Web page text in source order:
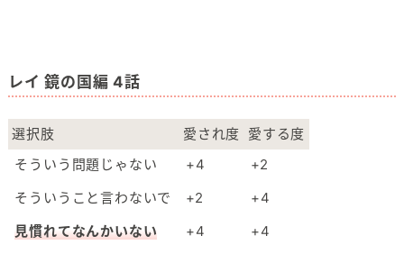
レイ 鏡の国編 4話
選択肢 愛され度 愛する度
そういう問題じゃない
+4
+2
そういうこと言わないで
+2
+4
見慣れてなんかいない
+4 +4